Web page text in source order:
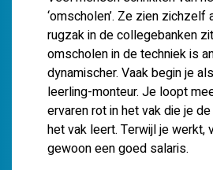
‘omscholen’. Ze zien
rugzak in de collegebanken
omscholen in de techniek is
dynamischer. Vaak begin je
leerling-monteur. Je loopt
ervaren rot in het vak die je
het vak leert. Terwijl je werkt,
gewoon een goed salaris.